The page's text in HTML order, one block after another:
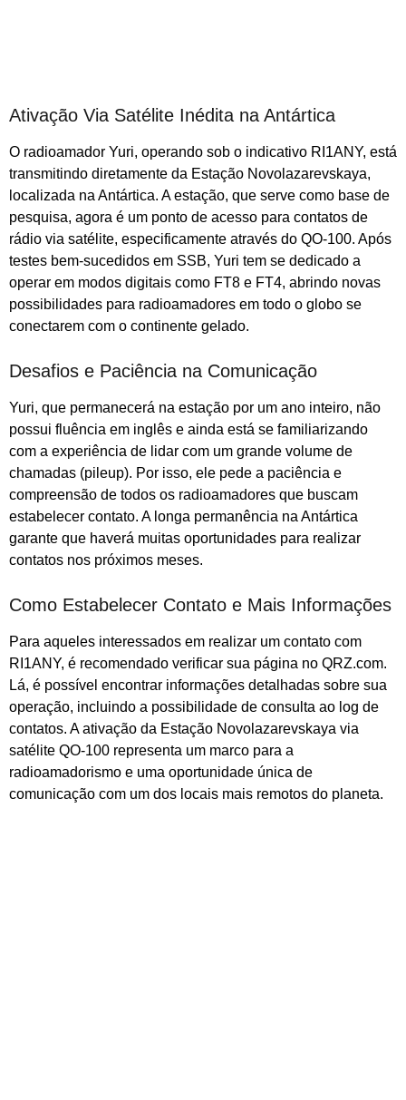
Ativação Via Satélite Inédita na Antártica
O radioamador Yuri, operando sob o indicativo RI1ANY, está
transmitindo diretamente da Estação Novolazarevskaya,
localizada na Antártica. A estação, que serve como base de
pesquisa, agora é um ponto de acesso para contatos de
rádio via satélite, especificamente através do QO-100. Após
testes bem-sucedidos em SSB, Yuri tem se dedicado a
operar em modos digitais como FT8 e FT4, abrindo novas
possibilidades para radioamadores em todo o globo se
conectarem com o continente gelado.
Desafios e Paciência na Comunicação
Yuri, que permanecerá na estação por um ano inteiro, não
possui fluência em inglês e ainda está se familiarizando
com a experiência de lidar com um grande volume de
chamadas (pileup). Por isso, ele pede a paciência e
compreensão de todos os radioamadores que buscam
estabelecer contato. A longa permanência na Antártica
garante que haverá muitas oportunidades para realizar
contatos nos próximos meses.
Como Estabelecer Contato e Mais Informações
Para aqueles interessados em realizar um contato com
RI1ANY, é recomendado verificar sua página no QRZ.com.
Lá, é possível encontrar informações detalhadas sobre sua
operação, incluindo a possibilidade de consulta ao log de
contatos. A ativação da Estação Novolazarevskaya via
satélite QO-100 representa um marco para a
radioamadorismo e uma oportunidade única de
comunicação com um dos locais mais remotos do planeta.